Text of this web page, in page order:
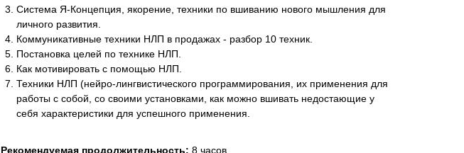
Система Я-Концепция, якорение, техники по вшиванию нового мышления для
личного развития.
Коммуникативные техники НЛП в продажах - разбор 10 техник.
Постановка целей по технике НЛП.
Как мотивировать с помощью НЛП.
Техники НЛП (нейро-лингвистического программирования, их применения для
работы с собой, со своими установками, как можно вшивать недостающие у
себя характеристики для успешного применения.
Рекомендуемая продолжительность: 8 часов